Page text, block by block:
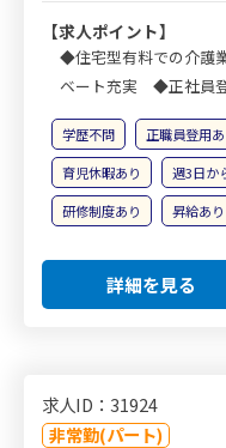
【求人ポイント】
◆住宅型有料での介
ベート充実 ◆正社員
学歴不問 正職員登用あ
育児休暇あり
週3日か
研修制度あり
昇給あり
詳細を見る
求人ID：31924
非常勤(パート)